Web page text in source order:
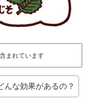
まれています
んな効果があるの？